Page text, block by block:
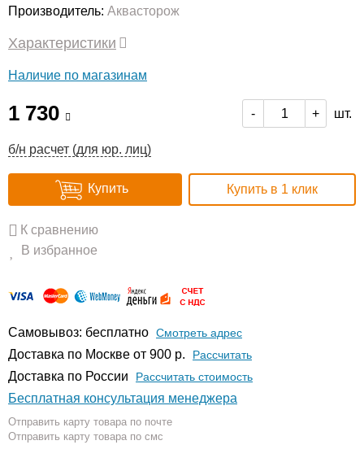
Производитель: Аквасторож
Характеристики
Наличие по магазинам
1 730 - + шт.
б/н расчет (для юр. лиц)
Купить Купить в 1 клик
К сравнению
В избранное
Самовывоз: бесплатно Смотреть адрес
Доставка по Москве от 900 р. Расcчитать
Доставка по России Рассчитать стоимость
Бесплатная консультация менеджера
Отправить карту товара по почте
Отправить карту товара по смс